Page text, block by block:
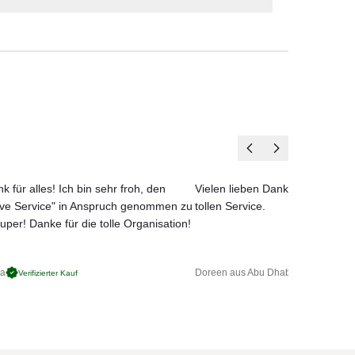
für alles! Ich bin sehr froh, den
Service" in Anspruch genommen zu
Danke für die tolle Organisation!
Verifizierter Kauf
Vielen lieben Dank für das
tollen Service.
Doreen aus Abu Dhabi